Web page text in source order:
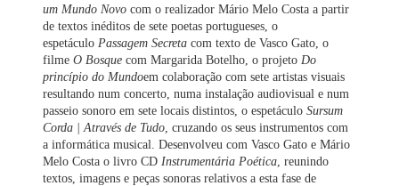
um Mundo Novo com o realizador Mário Melo Costa a partir
de textos inéditos de sete poetas portugueses, o
espetáculo Passagem Secreta com texto de Vasco Gato, o
filmeO Bosque com Margarida Botelho, o projeto Do
princípio do Mundoem colaboração com sete artistas visuais
resultando num concerto, numa instalação audiovisual e num
passeio sonoro em sete locais distintos, o espetáculoSursum
Corda | Através de Tudo , cruzando os seus instrumentos com
a informática musical. Desenvolveu com Vasco Gato e Mário
Melo Costa o livro CD Instrumentária Poética , reunindo
textos, imagens e peças sonoras relativos a esta fase de